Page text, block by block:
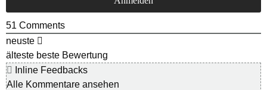
51 Comments
neuste
älteste beste Bewertung
Inline Feedbacks
Alle Kommentare ansehen